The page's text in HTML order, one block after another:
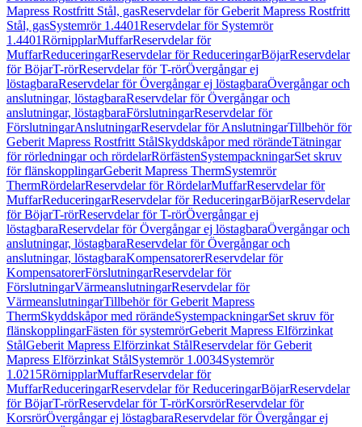
Mapress Rostfritt Stål, gasReservdelar för Geberit Mapress Rostfritt
Stål, gasSystemrör 1.4401Reservdelar för Systemrör
1.4401RörnipplarMuffarReservdelar för
MuffarReduceringarReservdelar för ReduceringarBöjarReservdelar
för BöjarT-rörReservdelar för T-rörÖvergångar ej
löstagbaraReservdelar för Övergångar ej löstagbaraÖvergångar och
anslutningar, löstagbaraReservdelar för Övergångar och
anslutningar, löstagbaraFörslutningarReservdelar för
FörslutningarAnslutningarReservdelar för AnslutningarTillbehör för
Geberit Mapress Rostfritt StålSkyddskåpor med rörändeTätningar
för rörledningar och rördelarRörfästenSystempackningarSet skruv
för flänskopplingarGeberit Mapress ThermSystemrör
ThermRördelarReservdelar för RördelarMuffarReservdelar för
MuffarReduceringarReservdelar för ReduceringarBöjarReservdelar
för BöjarT-rörReservdelar för T-rörÖvergångar ej
löstagbaraReservdelar för Övergångar ej löstagbaraÖvergångar och
anslutningar, löstagbaraReservdelar för Övergångar och
anslutningar, löstagbaraKompensatorerReservdelar för
KompensatorerFörslutningarReservdelar för
FörslutningarVärmeanslutningarReservdelar för
VärmeanslutningarTillbehör för Geberit Mapress
ThermSkyddskåpor med rörändeSystempackningarSet skruv för
flänskopplingarFästen för systemrörGeberit Mapress Elförzinkat
StålGeberit Mapress Elförzinkat StålReservdelar för Geberit
Mapress Elförzinkat StålSystemrör 1.0034Systemrör
1.0215RörnipplarMuffarReservdelar för
MuffarReduceringarReservdelar för ReduceringarBöjarReservdelar
för BöjarT-rörReservdelar för T-rörKorsrörReservdelar för
KorsrörÖvergångar ej löstagbaraReservdelar för Övergångar ej